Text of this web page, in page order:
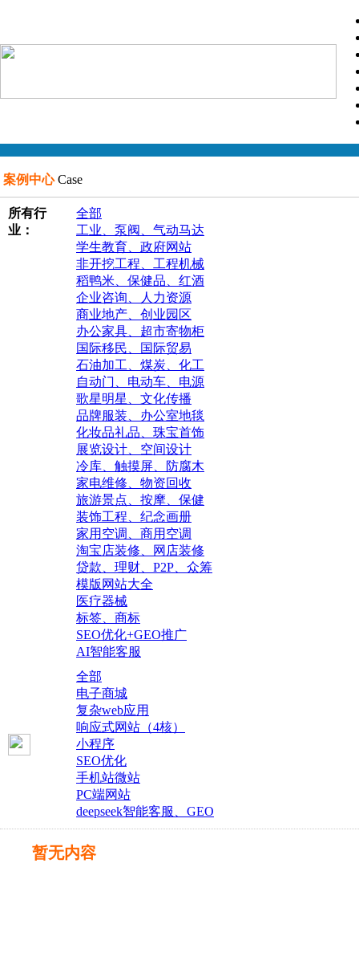
案例中心Case
所有行
业：
全部
工业、泵阀、气动马达
学生教育、政府网站
非开挖工程、工程机械
稻鸭米、保健品、红酒
企业咨询、人力资源
商业地产、创业园区
办公家具、超市寄物柜
国际移民、国际贸易
石油加工、煤炭、化工
自动门、电动车、电源
歌星明星、文化传播
品牌服装、办公室地毯
化妆品礼品、珠宝首饰
展览设计、空间设计
冷库、触摸屏、防腐木
家电维修、物资回收
旅游景点、按摩、保健
装饰工程、纪念画册
家用空调、商用空调
淘宝店装修、网店装修
贷款、理财、P2P、众筹
模版网站大全
医疗器械
标签、商标
SEO优化+GEO推广
AI智能客服
全部
电子商城
复杂web应用
响应式网站（4核）
小程序
SEO优化
手机站微站
PC端网站
deepseek智能客服、GEO
暂无内容